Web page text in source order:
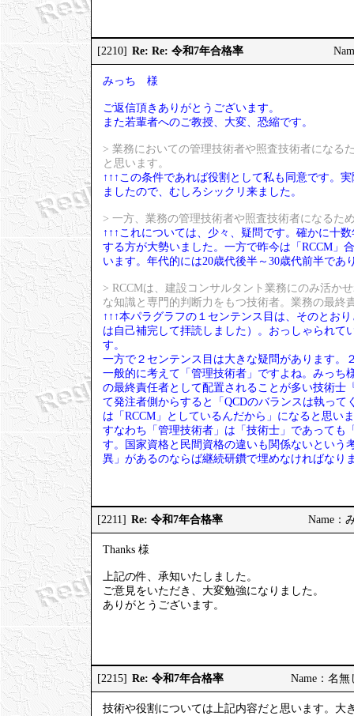
[2210] Re: Re: 令和7年合格率
みっち 様
ご返信頂きありがとうございます。
また若輩者へのご教授、大変、恐縮です。
> 業務においての管理技術者や照査技術者になる
と思います。
↑↑↑この条件であれば役割として私も同意です。
ましたので、むしろシックリ来ました。
> 一方、業務の管理技術者や照査技術者になるた
↑↑↑これについては、少々、疑問です。確かに十
する方が大勢いました。一方で昨今は「RCCM」
います。年代的には20歳代後半～30歳代前半で
> RCCMは、建設コンサルタント業務にのみ活か
な知識と専門的判断力をもつ技術者。業務の最
↑↑↑本パラグラフの１センテンス目は、そのとお
は自己補完して拝読しました）。おっしゃられ
す。
一方で２センテンス目は大きな疑問があります。
一般的に考えて「管理技術者」ですよね。みっち
の最終責任者として配置されることが多い技術士
て発注者側からすると「QCDのバランスは執っ
は「RCCM」としているんだから」になると思い
すなわち「管理技術者」は「技術士」であっても
す。国家資格と民間資格の違いも関係ないという
異」があるのならば継続研鑽で埋めなければなり
[2211] Re: 令和7年合格率 Name：
Thanks 様
上記の件、承知いたしました。
ご意見をいただき、大変勉強になりました。
ありがとうございます。
[2215] Re: 令和7年合格率 Name：名
技術や役割については上記内容だと思います。大